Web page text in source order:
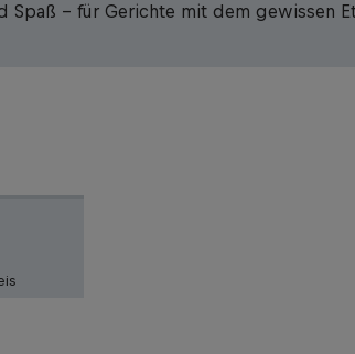
Spaß – für Gerichte mit dem gewissen